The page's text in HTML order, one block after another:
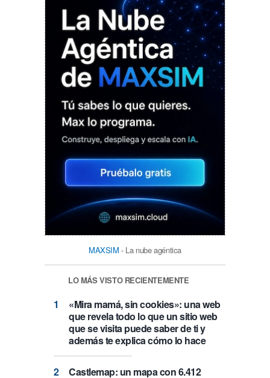
MAXSIM - La nube agéntica
LO MÁS VISTO RECIENTEMENTE
«Mira mamá, sin cookies»: una web
que revela todo lo que un sitio web
que se visita puede saber de ti y
además te explica cómo lo hace
Castlemap: un mapa con 6.412